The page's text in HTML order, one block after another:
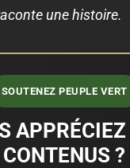
une histoire.
SOUTENEZ PEUPLE VERT
APPRÉCIEZ
CONTENUS ?